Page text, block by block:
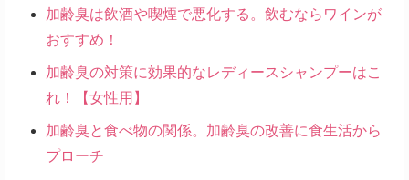
加齢臭は飲酒や喫煙で悪化する。飲むならワインが
おすすめ！
加齢臭の対策に効果的なレディースシャンプーはこ
れ！【女性用】
加齢臭と食べ物の関係。加齢臭の改善に食生活から
プローチ